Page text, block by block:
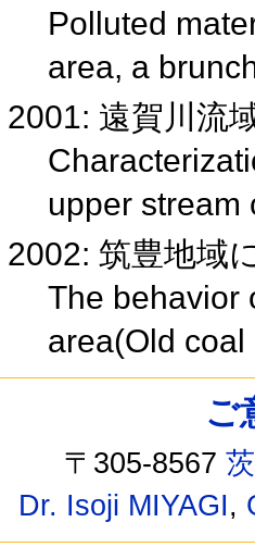
Polluted
area, a
2001: 遠賀川流
upper
2002: 筑豊地域
The behavior
area(Old
ご
〒305-8567
Dr. Isoji MIYAGI,